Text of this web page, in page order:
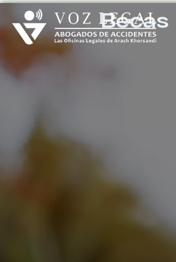
Becas